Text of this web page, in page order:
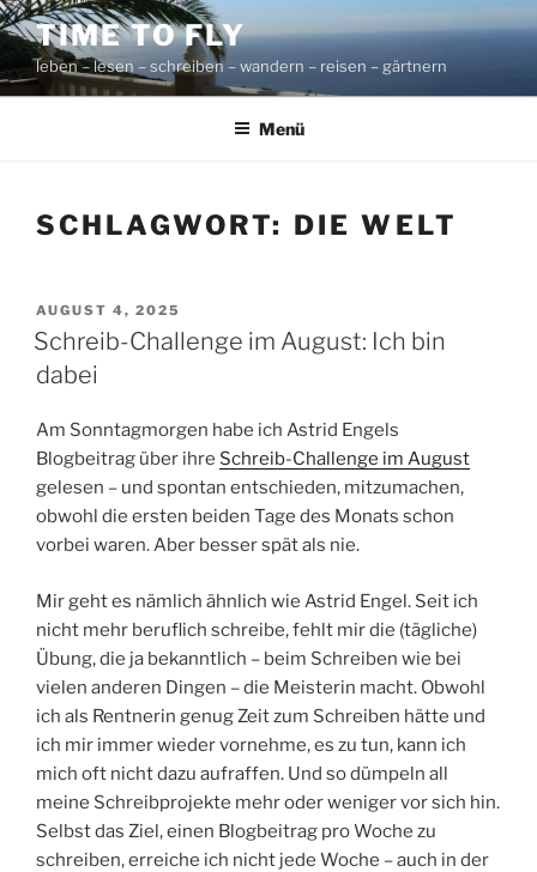
Zum
Inhalt
springen
TIME TO FLY
leben – lesen – schreiben – wandern – reisen – gärtnern
Menü
SCHLAGWORT: DIE WELT
VERÖFFENTLICHT
AM
AUGUST 4, 2025
Schreib-Challenge im August: Ich bin
dabei
Am Sonntagmorgen habe ich Astrid Engels
Blogbeitrag über ihre Schreib-Challenge im August
gelesen – und spontan entschieden, mitzumachen,
obwohl die ersten beiden Tage des Monats schon
vorbei waren. Aber besser spät als nie.
Mir geht es nämlich ähnlich wie Astrid Engel. Seit ich
nicht mehr beruflich schreibe, fehlt mir die (tägliche)
Übung, die ja bekanntlich – beim Schreiben wie bei
vielen anderen Dingen – die Meisterin macht. Obwohl
ich als Rentnerin genug Zeit zum Schreiben hätte und
ich mir immer wieder vornehme, es zu tun, kann ich
mich oft nicht dazu aufraffen. Und so dümpeln all
meine Schreibprojekte mehr oder weniger vor sich hin.
Selbst das Ziel, einen Blogbeitrag pro Woche zu
schreiben, erreiche ich nicht jede Woche – auch in der